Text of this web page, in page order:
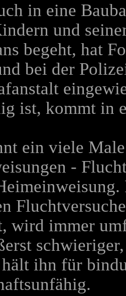
in eine
und
begeht, hat
bei der
ist, kommt in
ein viele
-
wird immer
ihn für